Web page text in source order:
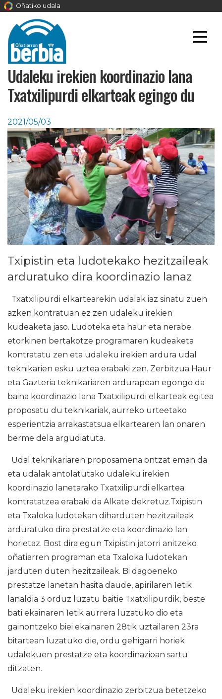
Oñatiko udala
Udaleku irekien koordinazio lana
Txatxilipurdi elkarteak egingo du
2021/05/03
Txipistin eta ludotekako hezitzaileak
arduratuko dira koordinazio lanaz
Txatxilipurdi elkartearekin udalak iaz sinatu zuen
azken kontratuan ez zen udaleku irekien
kudeaketa jaso. Ludoteka eta haur eta nerabe
etorkinen bertakotze programaren kudeaketa
kontratatu zen eta udaleku irekien ardura udal
teknikarien esku uztea erabaki zen. Zerbitzua Haur
eta Gazteria teknikariaren ardurapean egongo da
baina koordinazio lana Txatxilipurdi elkarteak egitea
proposatu du teknikariak, aurreko urteetako
esperientzia arrakastatsua elkartearen lan onaren
berme dela argudiatuta.
Udal teknikariaren proposamena ontzat eman da
eta udalak antolatutako udaleku irekien
koordinazio lanetarako Txatxilipurdi elkartea
kontratatzea erabaki da Alkate dekretuz.Txipistin
eta Txaloka ludotekan diharduten hezitzaileak
arduratuko dira prestatze eta koordinazio lan
horietaz. Bost dira egun Txipistin jatorri anitzeko
oñatiarren programan eta Txaloka ludotekan
jarduten duten hezitzaileak. Bi dagoeneko
prestatze lanetan hasita daude, apirilaren 1etik
lanaldia 3 orduz luzatu baitie Txatxilipurdik, beste
bati ekainaren 1etik aurrera luzatuko dio eta
gainontzeko biei ekainaren 28tik uztailaren 23ra
bitartean luzatuko die, ordu gehigarri horiek
udalekuen prestatze eta koordinazioan sartu
ditzaten.
Udaleku irekien koordinazio zerbitzua betetzeko